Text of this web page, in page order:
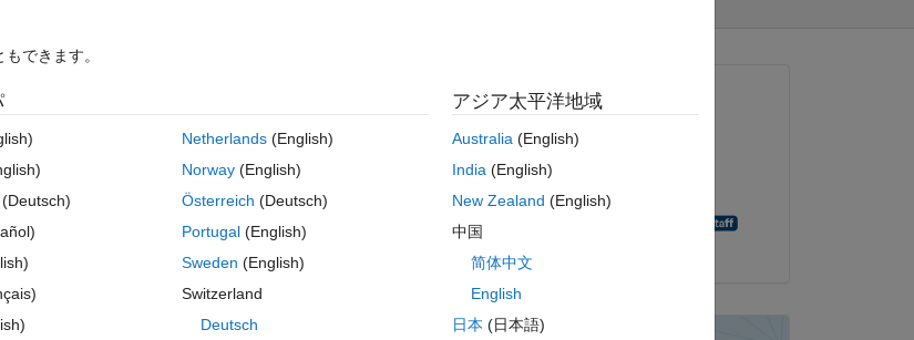
0 投票
any continuous function f (x, y) over the parallelogram (
質問済み:
2022 年 11 月 29 日
回答済み:
できます。
(Deutsch)
Netherlands(English)
Norway(English)
Österreich (Deutsch)
Portugal(English)
Sweden (English)
Switzerland
Deutsch
アジア太平洋地域
Australia(English)
India(English)
New Zealand (English)
中国
简体中文
English
日本 (日本語)